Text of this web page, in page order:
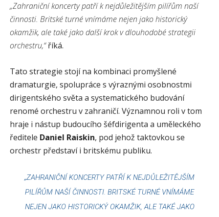
„Zahraniční koncerty patří k nejdůležitějším pilířům naší
činnosti. Britské turné vnímáme nejen jako historický
okamžik, ale také jako další krok v dlouhodobé strategii
orchestru,“říká.
Tato strategie stojí na kombinaci promyšlené
dramaturgie, spolupráce s výraznými osobnostmi
dirigentského světa a systematického budování
renomé orchestru v zahraničí. Významnou roli v tom
hraje i nástup budoucího šéfdirigenta a uměleckého
ředitele Daniel Raiskin, pod jehož taktovkou se
orchestr představí i britskému publiku.
„ZAHRANIČNÍ KONCERTY PATŘÍ K NEJDŮLEŽITĚJŠÍM
PILÍŘŮM NAŠÍ ČINNOSTI. BRITSKÉ TURNÉ VNÍMÁME
NEJEN JAKO HISTORICKÝ OKAMŽIK, ALE TAKÉ JAKO